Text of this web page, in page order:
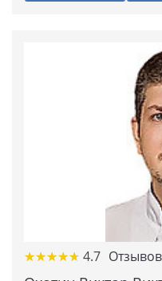
★★★★★
★★★★★ 4.7